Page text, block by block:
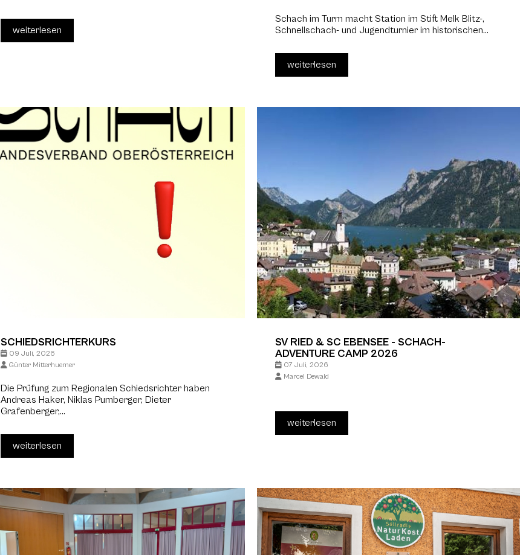
weiterlesen
Schach im Turm macht Station im Stift Melk Blitz-,
Schnellschach- und Jugendturnier im historischen...
weiterlesen
SCHIEDSRICHTERKURS
09 Juli, 2026
Günter Mitterhuemer
Die Prüfung zum Regionalen Schiedsrichter haben
Andreas Haker, Niklas Pumberger, Dieter
Grafenberger,...
weiterlesen
SV RIED & SC EBENSEE - SCHACH-
ADVENTURE CAMP 2026
07 Juli, 2026
Marcel Dewald
weiterlesen